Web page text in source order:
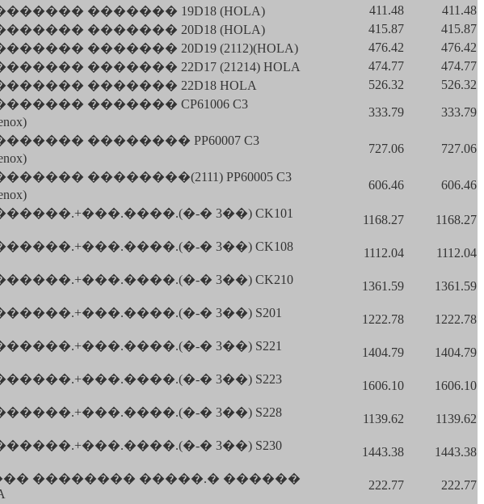
������� 19D18 (HOLA) 411.48
411.48
������� 20D18 (HOLA) 415.87
415.87
������� 20D19 (2112)(HOLA) 476.42
476.42
������� 22D17 (21214) HOLA 474.77
474.77
������� 22D18 HOLA 526.32
526.32
������� CP61006 C3
333.79 333.79
�������� PP60007 C3
727.06 727.06
��������(2111) PP60005 C3
606.46 606.46
� 3��) CK101
1168.27 1168.27
� 3��) CK108
1112.04 1112.04
� 3��) CK210
1361.59 1361.59
� 3��) S201
1222.78 1222.78
� 3��) S221
1404.79 1404.79
� 3��) S223
1606.10 1606.10
� 3��) S228
1139.62 1139.62
� 3��) S230
1443.38 1443.38
�������� �����.� ������
222.77 222.77